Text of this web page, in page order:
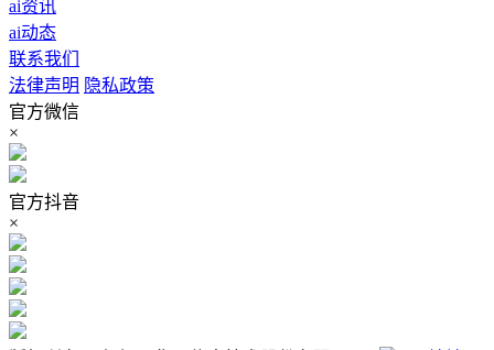
ai资讯
ai动态
联系我们
法律声明 隐私政策
官方微信
×
官方抖音
×